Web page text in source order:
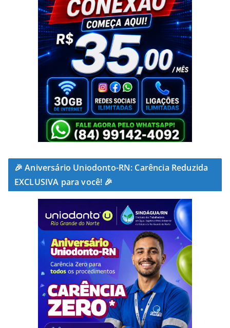
🎉 Aniversário Uniodonto-RN: Carência Reduzida
EXCLUSIVA para você! 🎉